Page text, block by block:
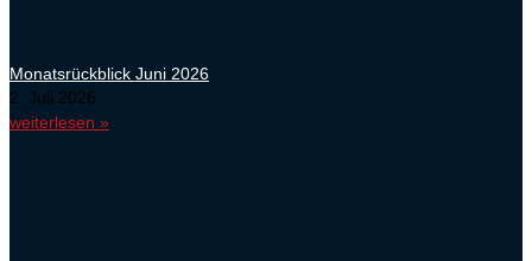
Monatsrückblick Juni 2026
2. Juli 2026
weiterlesen »